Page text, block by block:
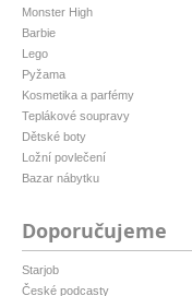
Monster High
Barbie
Lego
Pyžama
Kosmetika a parfémy
Teplákové soupravy
Dětské boty
Ložní povlečení
Bazar nábytku
Doporučujeme
Starjob
České podcasty